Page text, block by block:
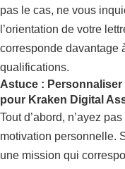
pas le cas, ne vous
l’orientation de votre
corresponde davantage
qualifications.
Astuce :
pour Kraken Digital
Tout d’abord, n’ayez
motivation personnelle.
une mission qui